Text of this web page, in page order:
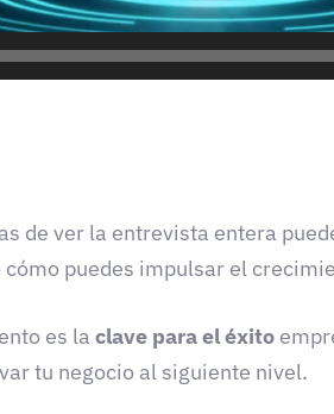
de ver la entrevista entera
cómo puedes impulsar el
es la clave para el éxito
tu negocio al siguiente nivel.